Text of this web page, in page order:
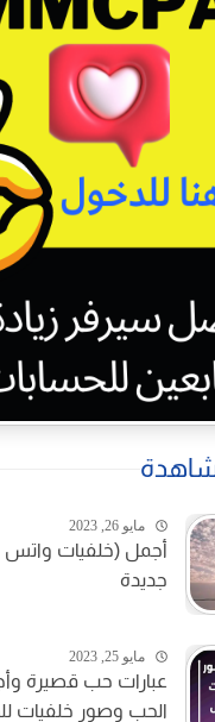
مايو 26, 2023
أجمل (خلفيات واتس
جديدة
مايو 25, 2023
عبارات حب قصيرة
الحب وصور خلفيات